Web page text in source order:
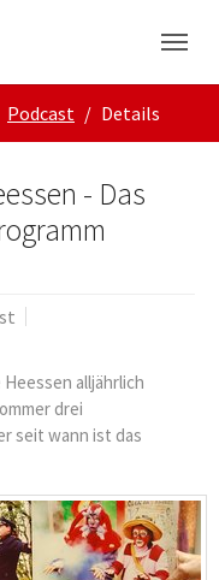
Podcast Details
- Das
alljährlich
drei
seit wann ist das